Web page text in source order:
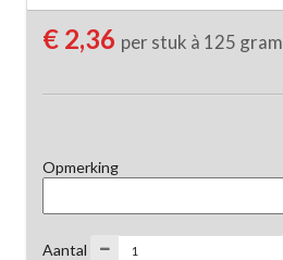
€ 2,36 per stuk à 125 gram
Opmerking
Aantal